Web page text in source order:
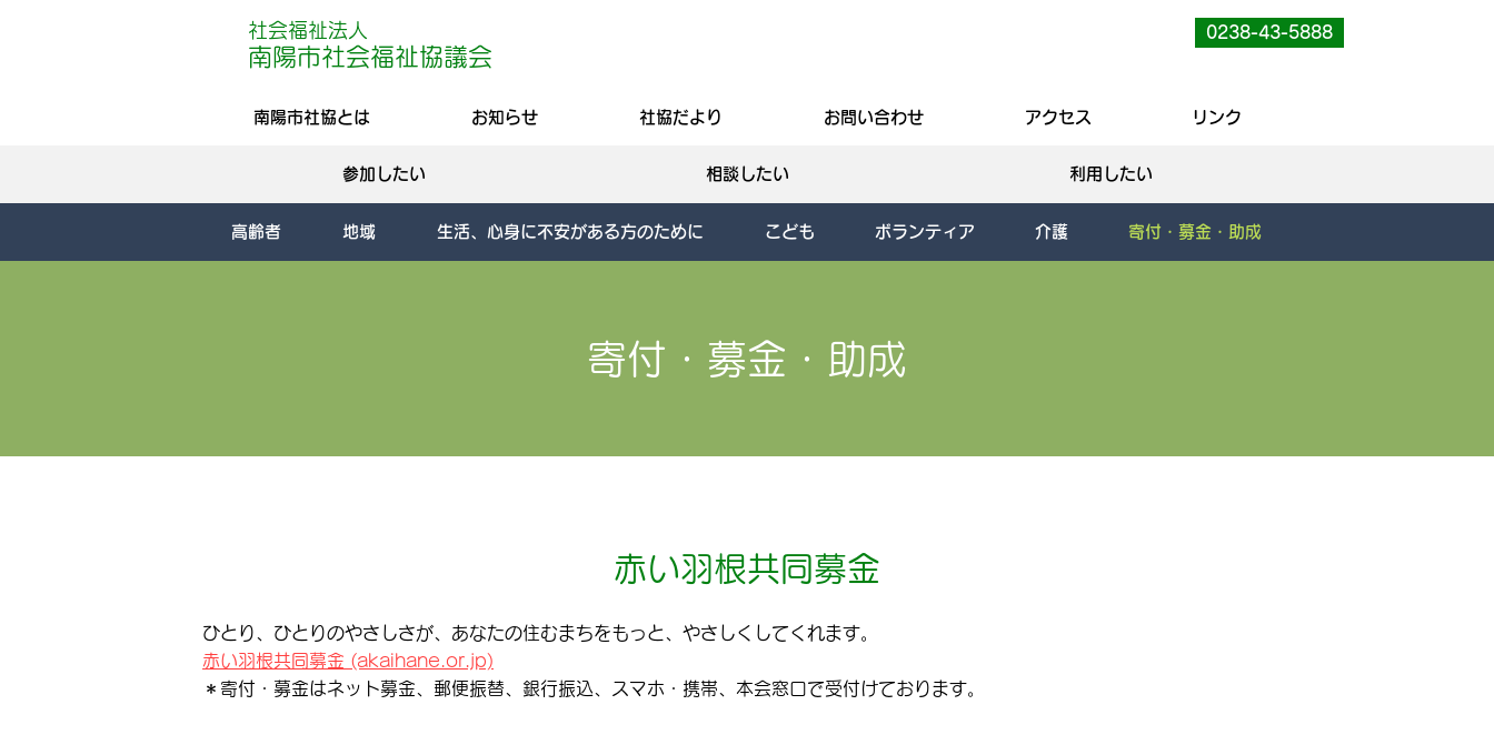
社会福祉法人
南陽市社会福祉協議会
0238-43-5888
南陽市社協とは お知らせ 社協だより お問い合わせ アクセス リンク
参加したい 相談したい 利用したい
高齢者 地域 生活、心身に不安がある方のために こども ボランティア 介護 寄付・募金・助成
寄付・募金・助成
赤い羽根共同募金
ひとり、ひとりのやさしさが、あなたの住むまちをもっと、やさしくしてくれます。
赤い羽根共同募金 (akaihane.or.jp)
＊寄付・募金はネット募金、郵便振替、銀行振込、スマホ・携帯、本会窓口で受付けております。